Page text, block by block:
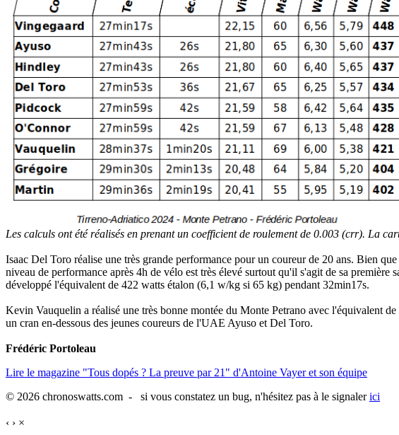
Les calculs ont été réalisés en prenant un coefficient de roulement de 0.003 (crr). La
Isaac Del Toro réalise une très grande performance pour un coureur de 20 ans. Bien
niveau de performance après 4h de vélo est très élevé surtout qu'il s'agit de sa
développé l'équivalent de 422 watts étalon (6,1 w/kg si 65 kg) pendant 32min17s.
Kevin Vauquelin a réalisé une très bonne montée du Monte Petrano avec l'équivalent
un cran en-dessous des jeunes coureurs de l'UAE Ayuso et Del Toro.
Frédéric Portoleau
Lire le magazine "Tous dopés ? La preuve par 21" d'Antoine Vayer et son équipe
© 2026 chronoswatts.com - si vous constatez un bug, n'hésitez pas à le signalerici
‹ › ×